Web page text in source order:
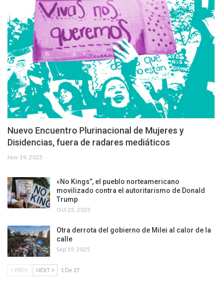
Nuevo Encuentro Plurinacional de Mujeres y
Disidencias, fuera de radares mediáticos
Nov 19, 2025
«No Kings”, el pueblo norteamericano
movilizado contra el autoritarismo de Donald
Trump
Oct 22, 2025
Otra derrota del gobierno de Milei al calor de la
calle
Sep 19, 2025
PREV NEXT 1 De 27